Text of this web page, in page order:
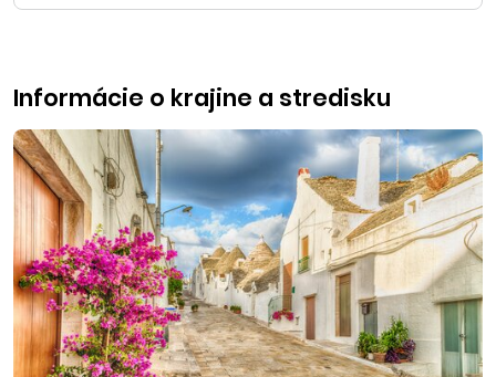
Informácie o krajine a stredisku